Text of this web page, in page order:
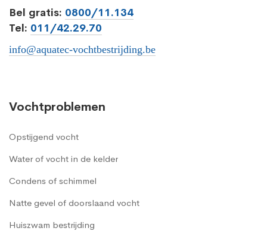
Bel gratis: 0800/11.134
Tel: 011/42.29.70
info@aquatec-vochtbestrijding.be
Vochtproblemen
Opstijgend vocht
Water of vocht in de kelder
Condens of schimmel
Natte gevel of doorslaand vocht
Huiszwam bestrijding